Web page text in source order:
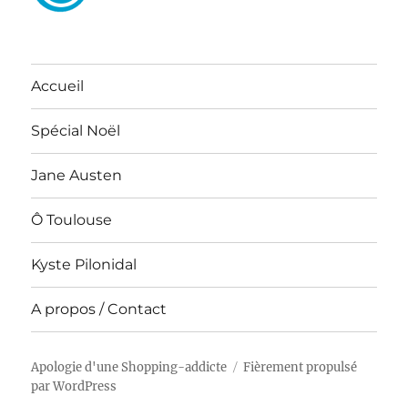
Accueil
Spécial Noël
Jane Austen
Ô Toulouse
Kyste Pilonidal
A propos / Contact
Apologie d'une Shopping-addicte
Fièrement propulsé
par WordPress